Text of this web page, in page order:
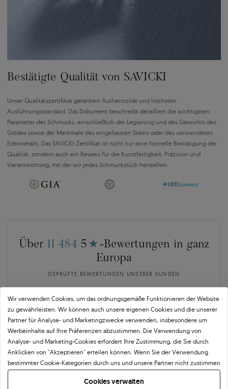
Bestätigte Qualität von SAVICKI
Unser Qualitätszertifikat garantiert Authentizität und höchsten
Ausführungsstandard. Das Dokument beschreibt detailliert die wichtigsten
Parameter des Schmucks, einschließlich der Legierung und des Gewichts des
Goldes sowie der Merkmale des eingefassten Steins oder des verwendeten
Edelmetalls. Das SAVICKI-Zertifikat ist nicht nur eine formelle Bestätigung der
Qualität, sondern auch ein Beweis für die Kunstfertigkeit, Präzision und
Verantwortung, mit der wir jedes Schmuckstück herstellen.
Über 11 484 5 ★ -Bewertungen in ganz
Europa
GEPRÜFTE BEWERTUNGEN UNSERER KUNDEN
🇵🇱
10 468
OPINEO
Polen
🇨🇿
252
HEUREKA
Tschechien
Wir verwenden Cookies, um das ordnungsgemäße Funktionieren der Website
zu gewährleisten. Wir können auch unsere eigenen Cookies und die unserer
Partner für Analyse- und Marketingzwecke verwenden, insbesondere um
Werbeinhalte auf Ihre Präferenzen abzustimmen. Die Verwendung von
Analyse- und Marketing-Cookies erfordert Ihre Zustimmung, die Sie durch
Anklicken von "Akzeptieren" erteilen können. Wenn Sie der Verwendung
bestimmter Cookie-Kategorien durch uns und unsere Partner nicht zustimmen
möchten, klicken Sie auf "Lassen Sie mich wählen" und bestimmen Sie Ihre
Präferenzen. Sie können Ihre Zustimmung jederzeit widerrufen, indem Sie
Cookies verwalten